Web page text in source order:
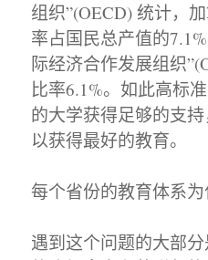
组织”(OECD) 统计，
率占国民总产值的
际经济合作发展组织
比率6.1%。如此高标
的大学获得足够的支
以获得最好的教育。
每个省份的教育体系为
遇到这个问题的大部分